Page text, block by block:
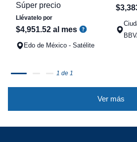
Súper precio
Llévatelo por
$4,951.52 al mes
Edo de México - Satélite
$3,
1 de 1
Ver más